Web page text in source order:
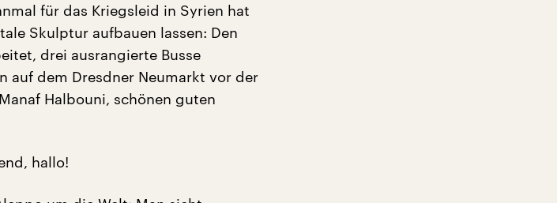
für das Kriegsleid in Syrien hat
Skulptur aufbauen lassen: Den
drei ausrangierte Busse
auf dem Dresdner Neumarkt vor der
Halbouni, schönen guten
hallo!